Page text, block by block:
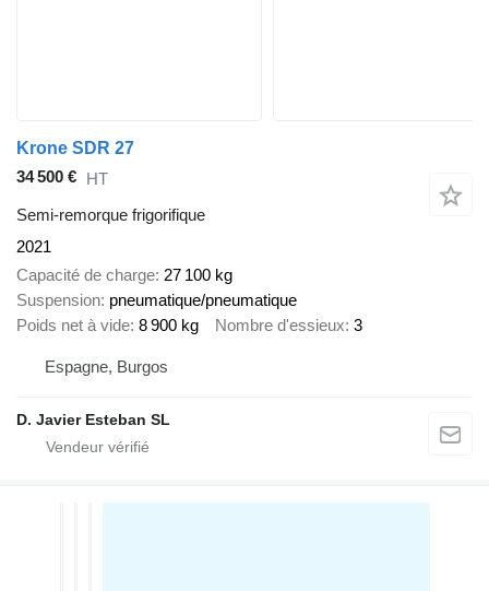
Krone SDR 27
34 500 € HT
Semi-remorque frigorifique
2021
Capacité de charge 27 100 kg
Suspension pneumatique/pneumatique
Poids net à vide 8 900 kg Nombre d'essieux 3
Espagne, Burgos
D. Javier Esteban SL